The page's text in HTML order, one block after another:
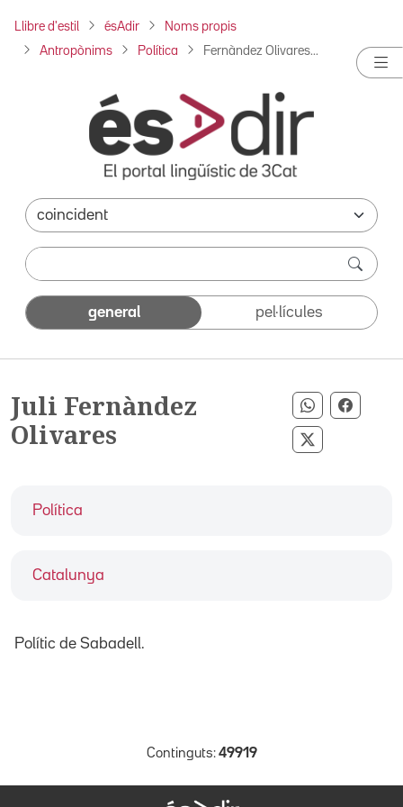
Llibre d'estil ésAdir Noms propis
Antropònims Política Fernàndez Olivares...
general pel·lícules
Juli Fernàndez
Olivares
Compartir
Compartir
Política
Catalunya
Polític de Sabadell.
Continguts: 49919